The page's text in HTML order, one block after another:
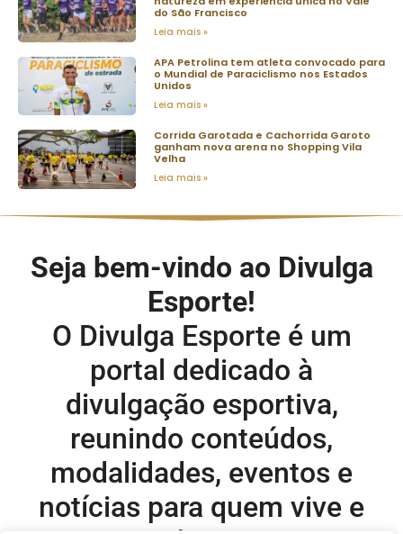
do São Francisco
Leia mais »
APA Petrolina tem atleta convocado para
o Mundial de Paraciclismo nos Estados
Unidos
Leia mais »
Corrida Garotada e Cachorrida Garoto
ganham nova arena no Shopping Vila
Velha
Leia mais »
Seja bem-vindo ao Divulga
Esporte!
O Divulga Esporte é um
portal dedicado à
divulgação esportiva,
reunindo conteúdos,
modalidades, eventos e
notícias para quem vive e